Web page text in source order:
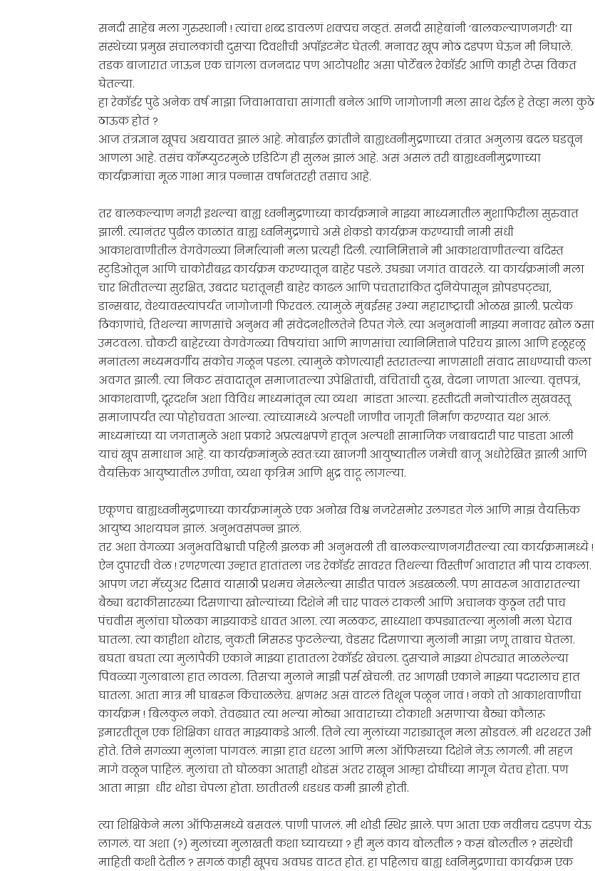
सनदी साहेब मला गुरुस्थानी ! त्यांचा शब्द डावलणं शक्यच नव्हतं. सनदी साहेबांनी ‘बालकल्याणनगरी’ या
संस्थेच्या प्रमुख संचालकांची दुसऱ्या दिवशीची अपॉइंटमेंट घेतली. मनावर खूप मोठं दडपण घेऊन मी निघाले.
तडक बाजारात जाऊन एक चांगला वजनदार पण आटोपशीर असा पोर्टेबल रेकॉर्डर आणि काही टेप्स विकत
घेतल्या.
हा रेकॉर्डर पुढे अनेक वर्ष माझा जिवाभावाचा सांगाती बनेल आणि जागोजागी मला साथ देईल हे तेव्हा मला कुठे
ठाऊक होतं ?
आज तंत्रज्ञान खूपच अद्ययावत झालं आहे. मोबाईल क्रांतीने बाह्यध्वनीमुद्रणाच्या तंत्रात अमुलाग्र बदल घडवून
आणला आहे. तसंच कॉम्प्युटरमुळे एडिटिंग ही सुलभ झालं आहे. असं असलं तरी बाह्यध्वनीमुद्रणाच्या
कार्यक्रमांचा मूळ गाभा मात्र पन्नास वर्षानंतरही तसाच आहे.
तर बालकल्याण नगरी इथल्या बाह्य ध्वनीमुद्रणाच्या कार्यक्रमाने माझ्या माध्यमातील मुशाफिरीला सुरुवात
झाली. त्यानंतर पुढील काळांत बाह्य ध्वनिमुद्रणाचे असे शेकडो कार्यक्रम करण्याची नामी संधी
आकाशवाणीतील वेगवेगळ्या निर्मात्यांनी मला प्रत्यही दिली. त्यानिमित्ताने मी आकाशवाणीतल्या बंदिस्त
स्टुडिओतून आणि चाकोरीबद्ध कार्यक्रम करण्यातून बाहेर पडले. उघड्या जगांत वावरले. या कार्यक्रमांनी मला
चार भिंतीतल्या सुरक्षित, उबदार घरांतूनही बाहेर काढलं आणि पंचतारांकित दुनियेपासून झोपडपट्ट्या,
डान्सबार, वेश्यावस्त्यांपर्यंत जागोजागी फिरवलं. त्यामुळे मुंबईसह उभ्या महाराष्ट्राची ओळख झाली. प्रत्येक
ठिकाणांचे, तिथल्या माणसांचे अनुभव मी संवेदनशीलतेने टिपत गेले. त्या अनुभवांनी माझ्या मनावर खोल ठसा
उमटवला. चौकटी बाहेरच्या वेगवेगळ्या विषयांचा आणि माणसांचा त्यानिमित्ताने परिचय झाला आणि हळूहळू
मनांतला मध्यमवर्गीय संकोच गळून पडला. त्यामुळे कोणत्याही स्तरातल्या माणसांशी संवाद साधण्याची कला
अवगत झाली. त्या निकट संवादातून समाजातल्या उपेक्षितांची, वंचितांची दुःख, वेदना जाणता आल्या. वृत्तपत्रं,
आकाशवाणी, दूरदर्शन अशा विविध माध्यमांतून त्या व्यथा मांडता आल्या. हस्तीदंती मनोऱ्यांतील सुखवस्तू
समाजापर्यंत त्या पोहोचवता आल्या. त्यांच्यामध्ये अल्पशी जाणीव जागृती निर्माण करण्यात यश आलं.
माध्यमांच्या या जगतामुळे अशा प्रकारे अप्रत्यक्षपणे हातून अल्पशी सामाजिक जबाबदारी पार पाडता आली
याचं खूप समाधान आहे. या कार्यक्रमांमुळे स्वतःच्या खाजगी आयुष्यातील जमेची बाजू अधोरेखित झाली आणि
वैयक्तिक आयुष्यातील उणीवा, व्यथा कृत्रिम आणि क्षुद्र वाटू लागल्या.
एकूणच बाह्यध्वनीमुद्रणाच्या कार्यक्रमांमुळे एक अनोख विश्व नजरेसमोर उलगडत गेलं आणि माझं वैयक्तिक
आयुष्य आशयघन झालं. अनुभवसंपन्न झालं.
तर अशा वेगळ्या अनुभवविश्वाची पहिली झलक मी अनुभवली ती बालकल्याणनगरीतल्या त्या कार्यक्रमामध्ये !
ऐन दुपारची वेळ ! रणरणत्या उन्हात हातांतला जड रेकॉर्डर सावरत तिथल्या विस्तीर्ण आवारात मी पाय टाकला.
आपण जरा मॅच्युअर दिसावं यासाठी प्रथमच नेसलेल्या साडीत पावलं अडखळली. पण सावरून आवारातल्या
बैठ्या बराकीसारख्या दिसणाऱ्या खोल्यांच्या दिशेने मी चार पावलं टाकली आणि अचानक कुठून तरी पाच
पंचवीस मुलांचा घोळका माझ्याकडे धावत आला. त्या मळकट, साध्याशा कपड्यातल्या मुलांनी मला घेराव
घातला. त्या काहीशा थोराड, नुकती मिसरूड फुटलेल्या, वेडसर दिसणाऱ्या मुलांनी माझा जणू ताबाच घेतला.
बघता बघता त्या मुलांपैकी एकाने माझ्या हातातला रेकॉर्डर खेचला. दुसऱ्याने माझ्या शेपट्यात माळलेल्या
पिवळ्या गुलाबाला हात लावला. तिसऱ्या मुलाने माझी पर्स खेचली. तर आणखी एकाने माझ्या पदरालाच हात
घातला. आता मात्र मी घाबरून किंचाळलेच. क्षणभर असं वाटलं तिथून पळून जावं ! नको तो आकाशवाणीचा
कार्यक्रम ! बिलकुल नको. तेवढ्यात त्या भल्या मोठ्या आवाराच्या टोकाशी असणाऱ्या बैठ्या कौलारू
इमारतीतून एक शिक्षिका धावत माझ्याकडे आली. तिने त्या मुलांच्या गराड्यातून मला सोडवलं. मी थरथरत उभी
होते. तिने सगळ्या मुलांना पांगवलं. माझा हात धरला आणि मला ऑफिसच्या दिशेने नेऊ लागली. मी सहज
मागे वळून पाहिलं. मुलांचा तो घोळका आताही थोडंसं अंतर राखून आम्हा दोघींच्या मागून येतच होता. पण
आता माझा धीर थोडा चेपला होता. छातीतली धडधड कमी झाली होती.
त्या शिक्षिकेने मला ऑफिसमध्ये बसवलं. पाणी पाजलं. मी थोडी स्थिर झाले. पण आता एक नवीनच दडपण येऊ
लागलं. या अशा (?) मुलांच्या मुलाखती कशा घ्यायच्या ? ही मुलं काय बोलतील ? कसं बोलतील ? संस्थेची
माहिती कशी देतील ? सगळं काही खूपच अवघड वाटत होतं. हा पहिलाच बाह्य ध्वनिमुद्रणाचा कार्यक्रम एक